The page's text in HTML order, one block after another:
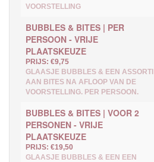
VOORSTELLING
BUBBLES & BITES | PER
PERSOON - VRIJE
PLAATSKEUZE
PRIJS: €9,75
GLAASJE BUBBLES & EEN ASSORTI
AAN BITES NA AFLOOP VAN DE
VOORSTELLING. PER PERSOON.
BUBBLES & BITES | VOOR 2
PERSONEN - VRIJE
PLAATSKEUZE
PRIJS: €19,50
GLAASJE BUBBLES & EEN EEN